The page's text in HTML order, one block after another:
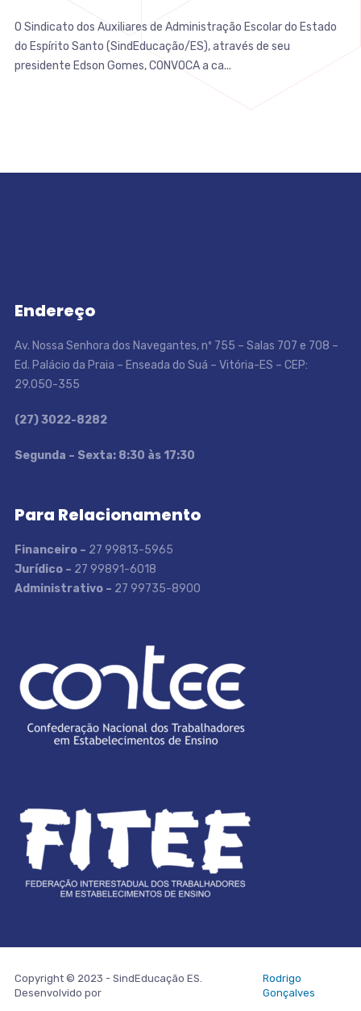
O Sindicato dos Auxiliares de Administração Escolar do Estado
do Espírito Santo (SindEducação/ES), através de seu
presidente Edson Gomes, CONVOCA a ca...
Endereço
Av. Nossa Senhora dos Navegantes, nº 755 – Salas 707 e 708 –
Ed. Palácio da Praia – Enseada do Suá – Vitória-ES – CEP:
29.050-355
(27) 3022-8282
Segunda – Sexta: 8:30 às 17:30
Para Relacionamento
Financeiro – 27 99813-5965
Jurídico – 27 99891-6018
Administrativo – 27 99735-8900
Copyright © 2023 - SindEducação ES.
Desenvolvido por
Rodrigo
Gonçalves